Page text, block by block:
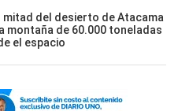
mitad del desierto de Atacama
montaña de 60.000 toneladas
el espacio